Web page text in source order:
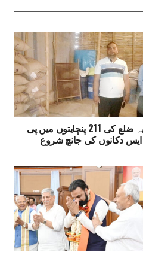
ارریہ ضلع کی 211 پنچایتوں میں پی
دکانوں کی جانچ شروع